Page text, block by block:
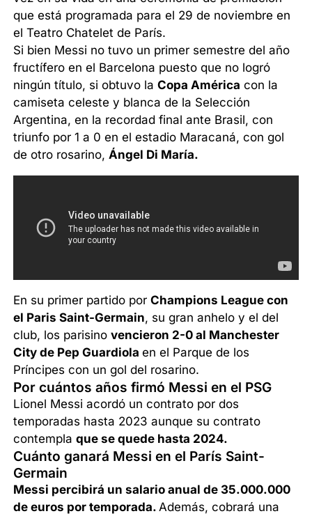
que está programada para el 29 de noviembre en
el Teatro Chatelet de París.
Si bien Messi no tuvo un primer semestre del año
fructífero en el Barcelona puesto que no logró
ningún título, si obtuvo laCopa América con la
camiseta celeste y blanca de la Selección
Argentina, en la recordad final ante Brasil, con
triunfo por 1 a 0 en el estadio Maracaná, con gol
de otro rosarino, Ángel Di María.
En su primer partido porChampions League con
el Paris Saint-Germain, su gran anhelo y el del
club, los parisinovencieron 2-0 al Manchester
City de Pep Guardiolaen el Parque de los
Príncipes con un gol del rosarino.
Por cuántos años firmó Messi en el PSG
Lionel Messi acordó un contrato por dos
temporadas hasta 2023 aunque su contrato
contemplaque se quede hasta 2024.
Cuánto ganará Messi en el París Saint-
Germain
Messi percibirá un salario anual de 35.000.000
de euros por temporada. Además, cobrará una